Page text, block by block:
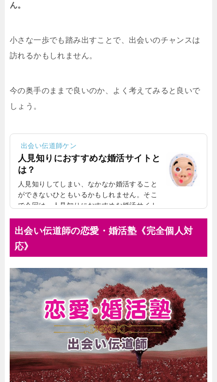
ん。
小さな一歩でも踏み出すことで、出会いのチャンスは
訪れるかもしれません。
今の奥手のままで良いのか、よく考えてみると良いで
しょう。
出会い伝道師ケン
人見知りにおすすめな婚活サイトと
は？
人見知りしてしまい、なかなか婚活すること
ができないひともいるかもしれません。そこ
で今回は、人見知りにおすすめな婚活サイト
無理にキャラクターを作る必要はない人見知
りのひとは、無理にキャラクターを作ろうと
することもあるかもしれません。しかし、変
にキャラを作ると、ぎこちなく見えたりもし
ます。また、取り繕うことは、相手にも疲れ
されてしまうこともあるでしょう。人見知り
してしまうことを隠さなくていい人見知りし
てしまうことは、隠す必要はないと思いま
す。むしろ、そうい...
出会い伝道師の恋愛・婚活塾《完全個人対
応》